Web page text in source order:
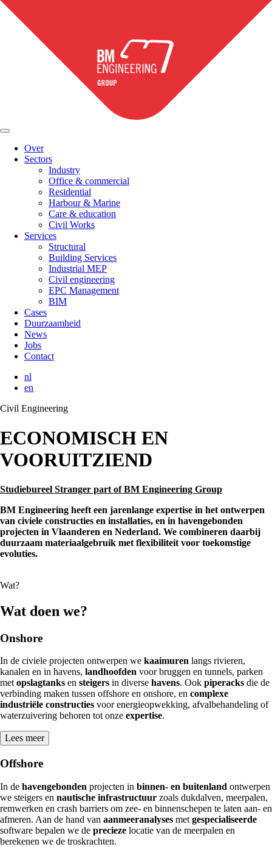
Over
Sectors
Industry
Office & commercial
Residential
Harbour & Marine
Care & education
Civil Works
Services
Structural
Building Services
Industrial MEP
Civil engineering
EPC Management
BIM
Cases
Duurzaamheid
News
Jobs
Contact
nl
en
Civil Engineering
ECONOMISCH EN
VOORUITZIEND
Studiebureel Stranger part of BM Engineering Group
BM Engineering heeft een jarenlange expertise in het ontwerpen
van civiele constructies en installaties, en in havengebonden
projecten in Vlaanderen en Nederland. We combineren daarbij
duurzaam materiaalgebruik met flexibiliteit voor toekomstige
evoluties.
Wat?
Wat doen we?
Onshore
In de civiele projecten ontwerpen we kaaimuren langs rivieren,
kanalen en in havens, landhoofden voor bruggen en tunnels, parken
met opslagtanks en steigers in diverse havens. Ook piperacks die de
verbinding maken tussen offshore en onshore, en complexe
industriële constructies voor energieopwekking, afvalbehandeling of
waterzuivering behoren tot onze expertise.
Lees meer
Offshore
In de havengebonden projecten in binnen- en buitenland ontwerpen
we steigers en nautische infrastructuur zoals dukdalven, meerpalen,
remwerken en crash barriers om zee- en binnenschepen te laten aan- en
afmeren. Aan de hand van aanmeeranalyses met gespecialiseerde
software bepalen we de precieze locatie van de meerpalen en
berekenen we de troskrachten.